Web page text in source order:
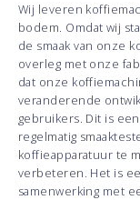
Wij leveren
bodem. Omdat wij
de smaak van onze
overleg met onze
dat onze
veranderende
gebruikers. Dit is
regelmatig
koffieapparatuur te
verbeteren. Het is
samenwerking met